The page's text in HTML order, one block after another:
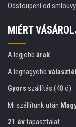
Odstoupení od smlouvy
MIÉRT
A legjobb árak
A legnagyobb
Gyorsszállítás (48 ó)
Mi szállítunk után
21 évtapasztalat